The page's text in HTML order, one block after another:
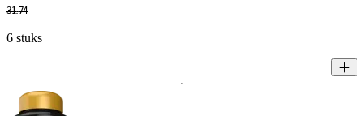
31.74
6 stuks